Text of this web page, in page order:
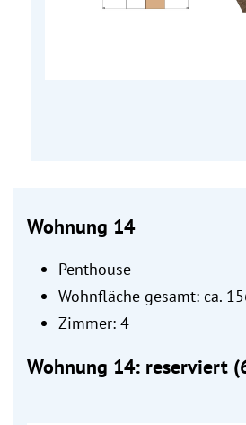
Wohnung 14
Penthouse
Wohnfläche gesamt: ca.
Zimmer: 4
Wohnung 14: reserviert